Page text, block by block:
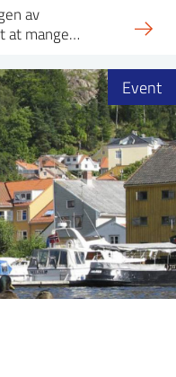
av
at mange…
Event